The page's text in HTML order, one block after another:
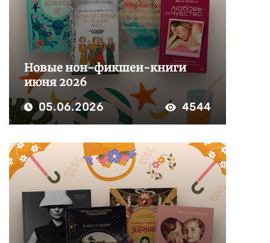
Новые нон-фикшен-книги
июня 2026
05.06.2026 4544